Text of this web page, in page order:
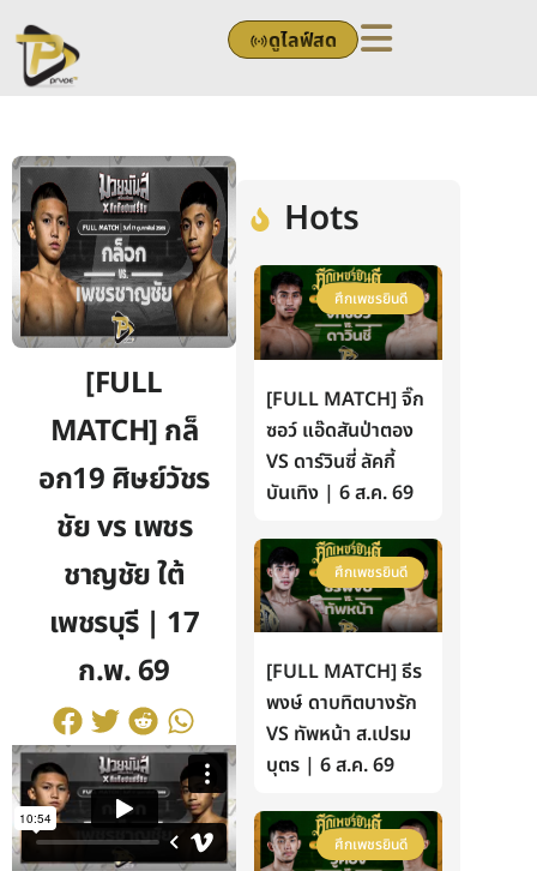
to
content
ดูไลฟ์สด
[FULL
MATCH] กล็
อก19 ศิษย์วัชร
ชัย vs เพชร
ชาญชัย ใต้
เพชรบุรี | 17
ก.พ. 69
Hots
ศึกเพชรยินดี
[FULL MATCH] จิ๊ก
ซอว์ แอ๊ดสันป่าตอง
VS ดาร์วินซี่ ลัคกี้
บันเทิง | 6 ส.ค. 69
ศึกเพชรยินดี
[FULL MATCH] ธีร
พงษ์ ดาบทิตบางรัก
VS ทัพหน้า ส.เปรม
บุตร | 6 ส.ค. 69
ศึกเพชรยินดี